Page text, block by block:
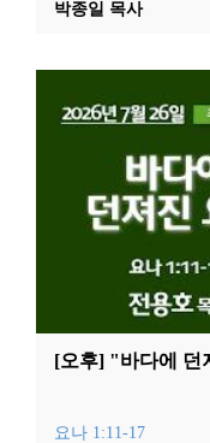
박종일 목사
[오후] "바다에 던
요나 1:11-17